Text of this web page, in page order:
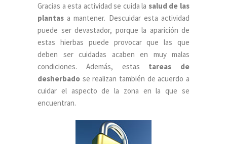
Gracias a esta actividad se cuida la salud de las
plantas a mantener. Descuidar esta actividad
puede ser devastador, porque la aparición de
estas hierbas puede provocar que las que
deben ser cuidadas acaben en muy malas
condiciones. Además, estas tareas de
desherbado se realizan también de acuerdo a
cuidar el aspecto de la zona en la que se
encuentran.